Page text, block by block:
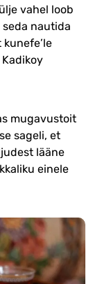
vahel loob
nautida
mugavustoit
sageli, et
lääne
einele